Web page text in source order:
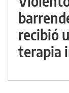
recibió
terapia